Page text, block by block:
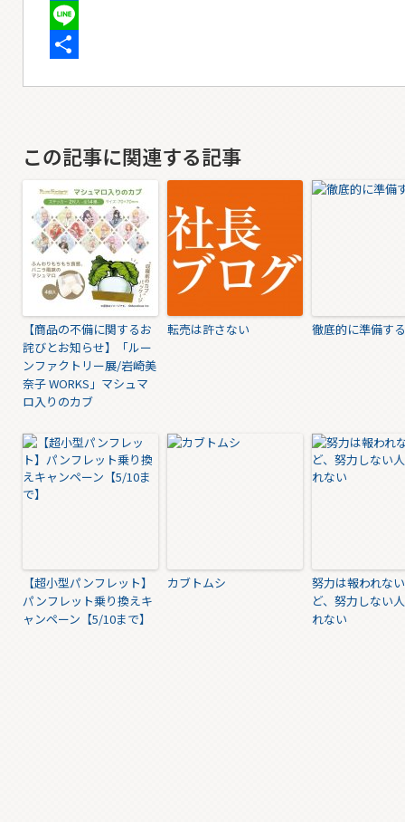
LinkedIn
Line
有
この記事に関連する記事
【商品の不備に関するお
詫びとお知らせ】「ルー
ンファクトリー展/岩崎美
奈子 WORKS」マシュマ
ロ入りのカブ
転売は許さない 徹底的に準備する
【超小型パンフレット】
パンフレット乗り換えキ
ャンペーン【5/10まで】
カブトムシ
努力は報われな
ど、努力しない
れない